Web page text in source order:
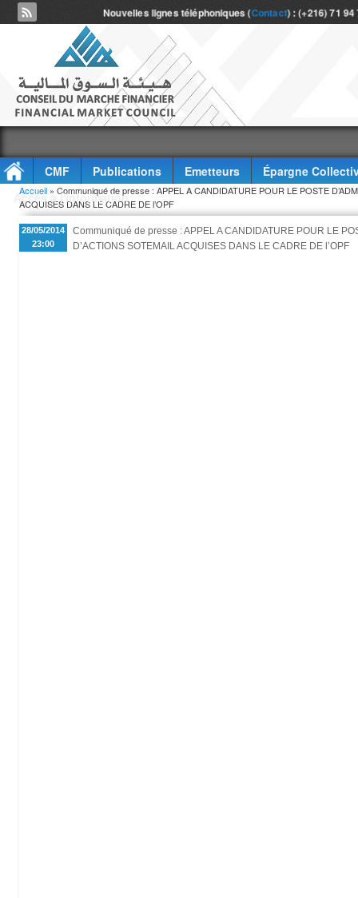
Nouvelles lignes téléphoniques (Contact) : (+216) 71
CMF Publications Emetteurs
Épargne
Accès à l'information
Vous êtes ici
Accueil » Communiqué de presse : APPEL A CANDIDATURE POUR LE POSTE
ACQUISES DANS LE CADRE DE l’OPF
28/05/2014
23:00
Communiqué de presse : APPEL A CANDIDATURE POUR LE
D’ACTIONS SOTEMAIL ACQUISES DANS LE CADRE DE l’OPF